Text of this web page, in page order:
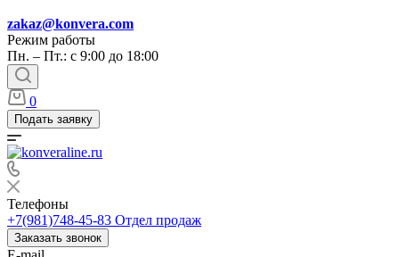
zakaz@konvera.com
Режим работы
Пн. – Пт.: с 9:00 до 18:00
0
Подать заявку
Телефоны
+7(981)748-45-83 Отдел продаж
Заказать звонок